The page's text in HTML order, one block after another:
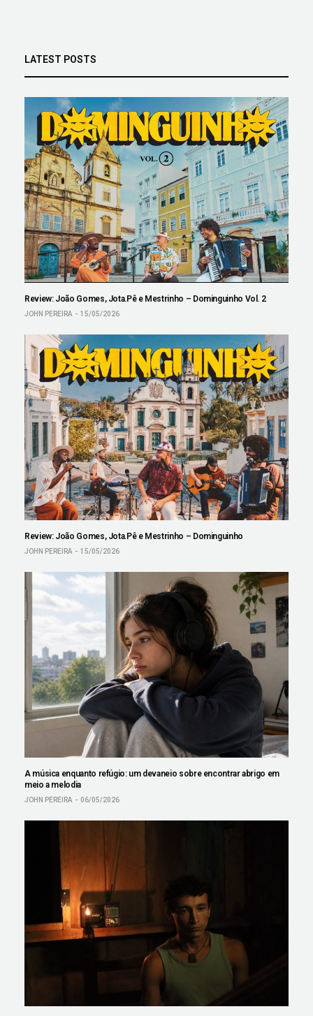
LATEST POSTS
Review: João Gomes, Jota.Pê e Mestrinho – Dominguinho Vol. 2
JOHN PEREIRA 15/05/2026
Review: João Gomes, Jota.Pê e Mestrinho – Dominguinho
JOHN PEREIRA 15/05/2026
A música enquanto refúgio: um devaneio sobre encontrar abrigo em
meio a melodia
JOHN PEREIRA 06/05/2026